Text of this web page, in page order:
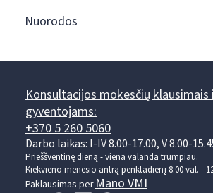
Nuorodos
Konsultacijos mokesčių klausimais
gyventojams:
+370 5 260 5060
Darbo laikas: I-IV 8.00-17.00, V 8.00-
Prieššventinę dieną - viena valanda trumpiau.
Kiekvieno mėnesio antrą penktadienį 8.00 val. -
Paklausimas perMano VMI